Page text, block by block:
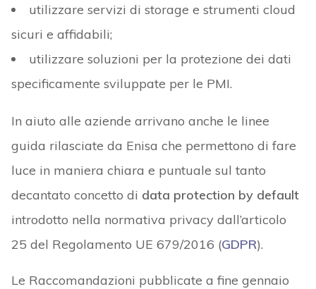
utilizzare servizi di storage e strumenti cloud
sicuri e affidabili;
utilizzare soluzioni per la protezione dei dati
specificamente sviluppate per le PMI.
In aiuto alle aziende arrivano anche le linee
guida rilasciate da Enisa che permettono di fare
luce in maniera chiara e puntuale sul tanto
decantato concetto di data protection by default
introdotto nella normativa privacy dall’articolo
25 del Regolamento UE 679/2016 (GDPR).
Le Raccomandazioni pubblicate a fine gennaio